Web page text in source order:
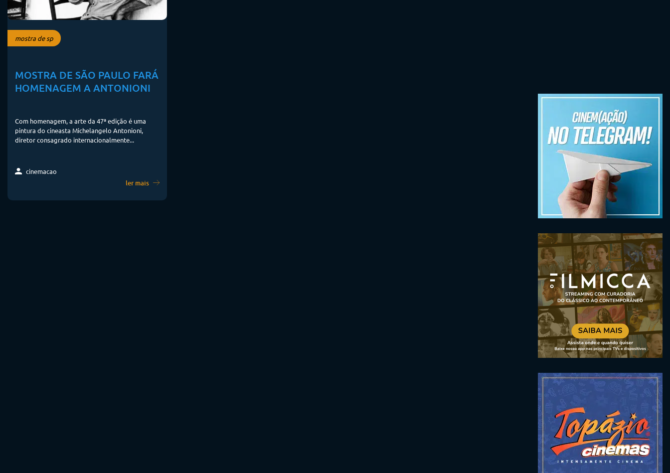
mostra de sp
MOSTRA DE SÃO PAULO FARÁ
HOMENAGEM A ANTONIONI
Com homenagem, a arte da 47ª edição é uma
pintura do cineasta Michelangelo Antonioni,
diretor consagrado internacionalmente...
cinemacao
ler mais